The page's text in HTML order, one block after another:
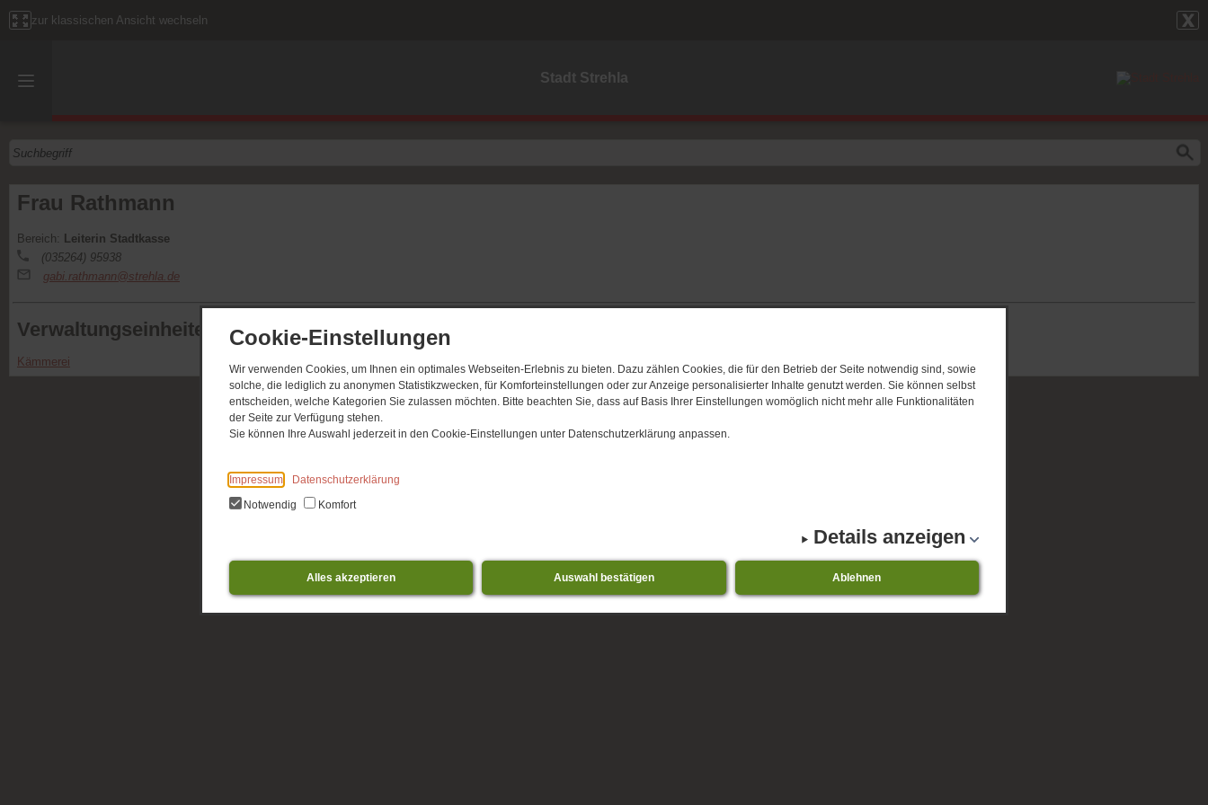
Cookie-Einstellungen
Wir verwenden Cookies, um Ihnen ein optimales Webseiten-Erlebnis zu bieten. Dazu zählen Cookies, die für den Betrieb der Seite notwendig sind, sowie
solche, die lediglich zu anonymen Statistikzwecken, für Komforteinstellungen oder zur Anzeige personalisierter Inhalte genutzt werden. Sie können selbst
entscheiden, welche Kategorien Sie zulassen möchten. Bitte beachten Sie, dass auf Basis Ihrer Einstellungen womöglich nicht mehr alle Funktionalitäten
der Seite zur Verfügung stehen.
Sie können Ihre Auswahl jederzeit in den Cookie-Einstellungen unter Datenschutzerklärung anpassen.
Impressum
Datenschutzerklärung
Notwendig
Komfort
Details anzeigen
Alles akzeptieren Auswahl bestätigen Ablehnen
zur klassischen Ansicht wechseln
Stadt Strehla
Frau Rathmann
Bereich: Leiterin Stadtkasse
(035264) 95938
gabi.rathmann@strehla.de
Verwaltungseinheiten
Kämmerei